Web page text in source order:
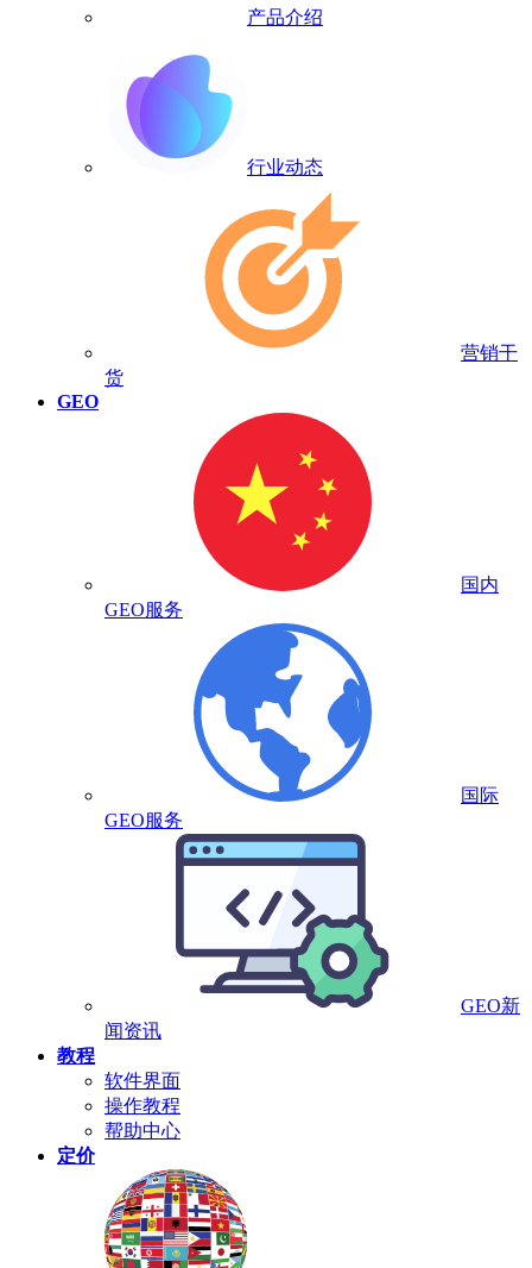
产品介绍
行业动态
营销干
货
GEO
国内
GEO服务
国际
GEO服务
GEO新
闻资讯
教程
软件界面
操作教程
帮助中心
定价